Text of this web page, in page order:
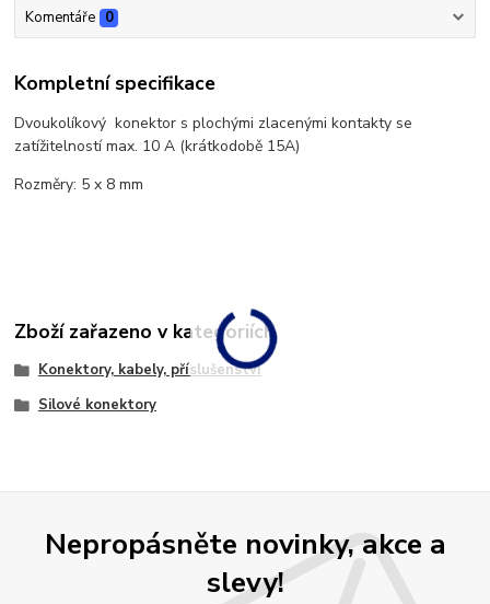
Komentáře 0
Kompletní specifikace
Dvoukolíkový konektor s plochými zlacenými kontakty se
zatížitelností max. 10 A (krátkodobě 15A)
Rozměry: 5 x 8 mm
Zboží zařazeno v kategoriích
Konektory, kabely, příslušenství
Silové konektory
Nepropásněte novinky, akce a
slevy!